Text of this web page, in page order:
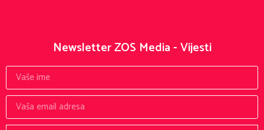
Newsletter ZOS Media - Vijesti